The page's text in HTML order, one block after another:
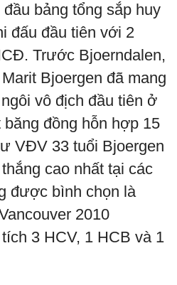
bảng tổng sắp huy
đấu đầu tiên với 2
Trước Bjoerndalen,
Bjoergen đã mang
vô địch đầu tiên ở
đồng hỗn hợp 15
VĐV 33 tuổi Bjoergen
cao nhất tại các
được bình chọn là
2010
3 HCV, 1 HCB và 1